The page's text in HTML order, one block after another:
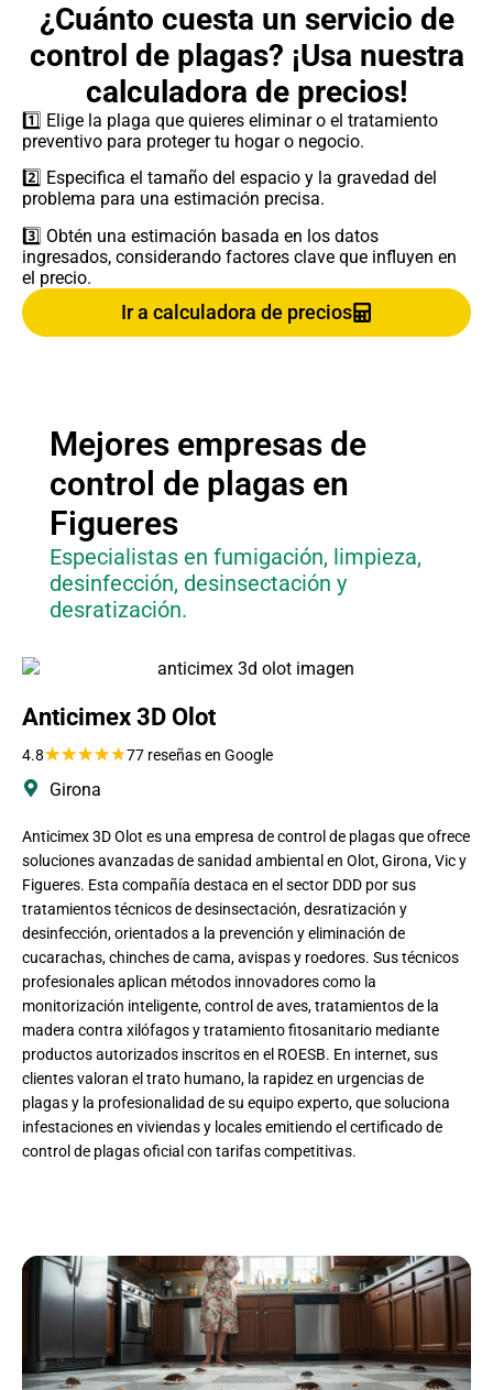
¿Cuánto cuesta un servicio de
control de plagas? ¡Usa nuestra
calculadora de precios!
1️⃣ Elige la plaga que quieres eliminar o el tratamiento
preventivo para proteger tu hogar o negocio.
2️⃣ Especifica el tamaño del espacio y la gravedad del
problema para una estimación precisa.
3️⃣ Obtén una estimación basada en los datos
ingresados, considerando factores clave que influyen en
el precio.
Ir a calculadora de precios
Mejores empresas de
control de plagas en
Figueres
Especialistas en fumigación, limpieza,
desinfección, desinsectación y
desratización.
Anticimex 3D Olot
4.8★★★★★77 reseñas en Google
Girona
Anticimex 3D Olot es una empresa de control de plagas que ofrece
soluciones avanzadas de sanidad ambiental en Olot, Girona, Vic y
Figueres. Esta compañía destaca en el sector DDD por sus
tratamientos técnicos de desinsectación, desratización y
desinfección, orientados a la prevención y eliminación de
cucarachas, chinches de cama, avispas y roedores. Sus técnicos
profesionales aplican métodos innovadores como la
monitorización inteligente, control de aves, tratamientos de la
madera contra xilófagos y tratamiento fitosanitario mediante
productos autorizados inscritos en el ROESB. En internet, sus
clientes valoran el trato humano, la rapidez en urgencias de
plagas y la profesionalidad de su equipo experto, que soluciona
infestaciones en viviendas y locales emitiendo el certificado de
control de plagas oficial con tarifas competitivas.